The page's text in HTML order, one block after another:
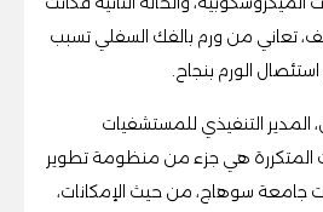
تعاني من ورم بالفك السفلي تسبب
الورم بنجاح.
المدير التنفيذي للمستشفيات
المتكررة هي جزء من منظومة تطوير
سوهاج، من حيث الإمكانات،